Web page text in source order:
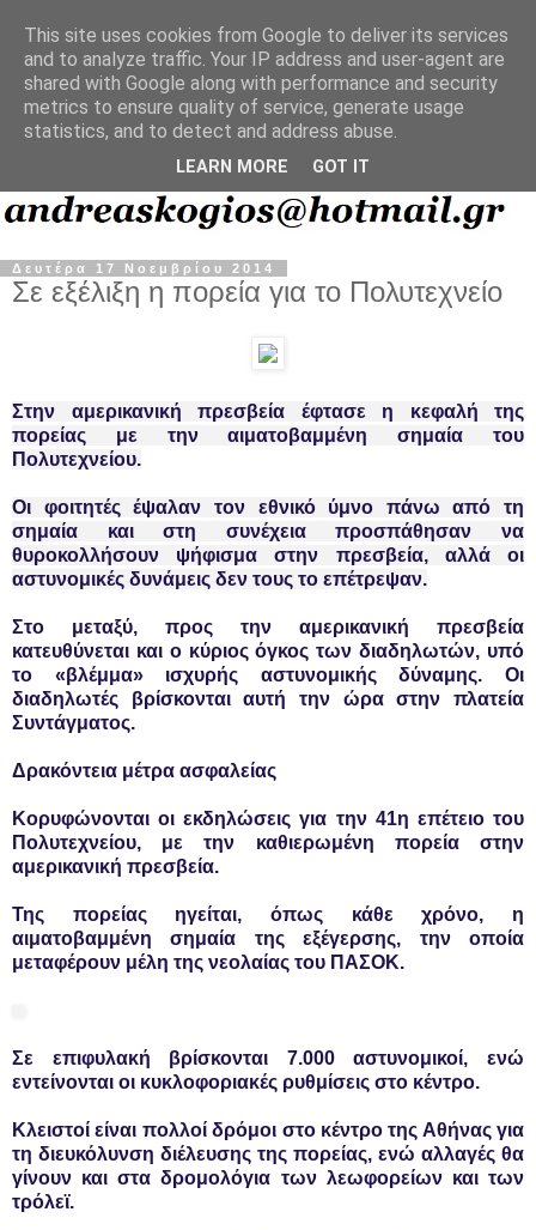
Δευτέρα 17 Νοεμβρίου 2014
Σε εξέλιξη η πορεία για το Πολυτεχνείο
Στην αμερικανική πρεσβεία έφτασε η κεφαλή της
πορείας με την αιματοβαμμένη σημαία του
Πολυτεχνείου.
Οι φοιτητές έψαλαν τον εθνικό ύμνο πάνω από τη
σημαία και στη συνέχεια προσπάθησαν να
θυροκολλήσουν ψήφισμα στην πρεσβεία, αλλά οι
αστυνομικές δυνάμεις δεν τους το επέτρεψαν.
Στο μεταξύ, προς την αμερικανική πρεσβεία
κατευθύνεται και ο κύριος όγκος των διαδηλωτών, υπό
το «βλέμμα» ισχυρής αστυνομικής δύναμης. Οι
διαδηλωτές βρίσκονται αυτή την ώρα στην πλατεία
Συντάγματος.
Δρακόντεια μέτρα ασφαλείας
Κορυφώνονται οι εκδηλώσεις για την 41η επέτειο του
Πολυτεχνείου, με την καθιερωμένη πορεία στην
αμερικανική πρεσβεία.
Της πορείας ηγείται, όπως κάθε χρόνο, η
αιματοβαμμένη σημαία της εξέγερσης, την οποία
μεταφέρουν μέλη της νεολαίας του ΠΑΣΟΚ.
Σε επιφυλακή βρίσκονται 7.000 αστυνομικοί, ενώ
εντείνονται οι κυκλοφοριακές ρυθμίσεις στο κέντρο.
Κλειστοί είναι πολλοί δρόμοι στο κέντρο της Αθήνας για
τη διευκόλυνση διέλευσης της πορείας, ενώ αλλαγές θα
γίνουν και στα δρομολόγια των λεωφορείων και των
τρόλεϊ.
This site uses cookies from Google to deliver its services
and to analyze traffic. Your IP address and user-agent are
shared with Google along with performance and security
metrics to ensure quality of service, generate usage
statistics, and to detect and address abuse.
LEARN MORE GOT IT